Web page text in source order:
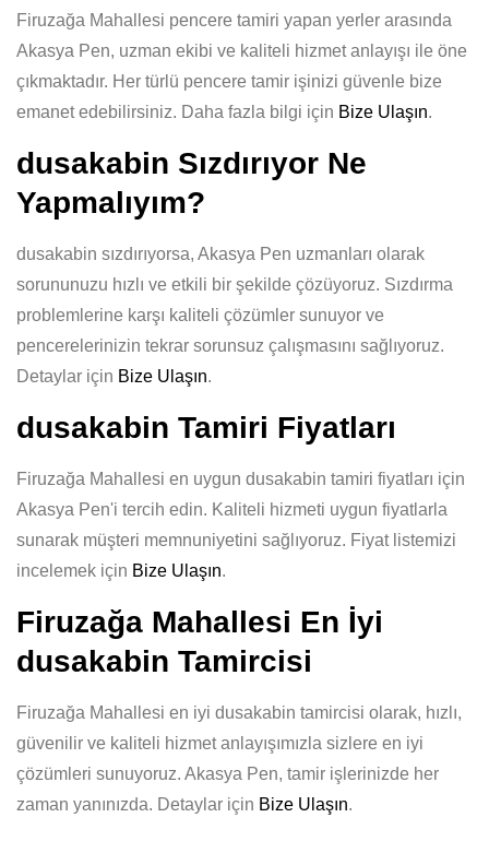
Firuzağa Mahallesi pencere tamiri yapan yerler arasında
Akasya Pen, uzman ekibi ve kaliteli hizmet anlayışı ile öne
çıkmaktadır. Her türlü pencere tamir işinizi güvenle bize
emanet edebilirsiniz. Daha fazla bilgi için Bize Ulaşın.
dusakabin Sızdırıyor Ne
Yapmalıyım?
dusakabin sızdırıyorsa, Akasya Pen uzmanları olarak
sorununuzu hızlı ve etkili bir şekilde çözüyoruz. Sızdırma
problemlerine karşı kaliteli çözümler sunuyor ve
pencerelerinizin tekrar sorunsuz çalışmasını sağlıyoruz.
Detaylar için Bize Ulaşın.
dusakabin Tamiri Fiyatları
Firuzağa Mahallesi en uygun dusakabin tamiri fiyatları için
Akasya Pen'i tercih edin. Kaliteli hizmeti uygun fiyatlarla
sunarak müşteri memnuniyetini sağlıyoruz. Fiyat listemizi
incelemek için Bize Ulaşın.
Firuzağa Mahallesi En İyi
dusakabin Tamircisi
Firuzağa Mahallesi en iyi dusakabin tamircisi olarak, hızlı,
güvenilir ve kaliteli hizmet anlayışımızla sizlere en iyi
çözümleri sunuyoruz. Akasya Pen, tamir işlerinizde her
zaman yanınızda. Detaylar için Bize Ulaşın.